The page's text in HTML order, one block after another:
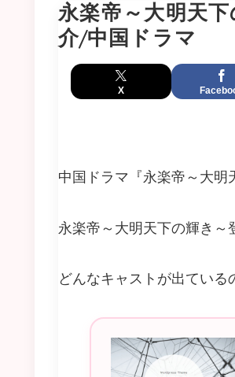
永楽帝～大明天
介/中国ドラマ
X
中国ドラマ『永楽帝～大
永楽帝～大明天下の輝き～
どんなキャストが出ている